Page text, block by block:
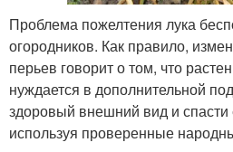
Проблема пожелтения лука
огородников. Как правило,
перьев говорит о том, что
нуждается в дополнительной
здоровый внешний вид и
используя проверенные